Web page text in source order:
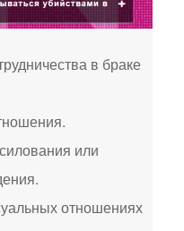
в браке
или
отношениях